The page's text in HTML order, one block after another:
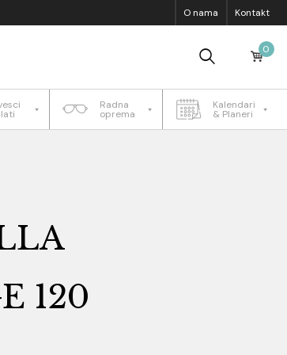
O nama Kontakt
0
Radna
oprema
Kalendari
& Planeri
120